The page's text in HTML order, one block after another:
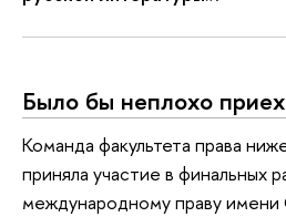
Было бы неплохо
Команда факультета права
приняла участие в финальных
международному праву